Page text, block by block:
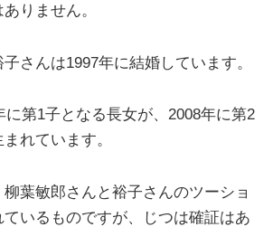
りません。
さんは1997年に結婚しています。
に第1子となる長女が、2008年に第2
れています。
葉敏郎さんと裕子さんのツーショ
ているものですが、じつは確証はあ